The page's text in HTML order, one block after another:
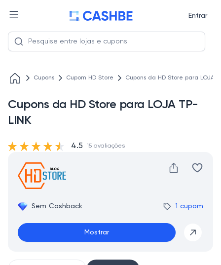
Entrar
Cupons Cupom HD Store Cupons da HD Store para LOJA
Cupons da HD Store para LOJA TP-
LINK
Sem Cashback 1 cupom
Mostrar
4.5 15 avaliações